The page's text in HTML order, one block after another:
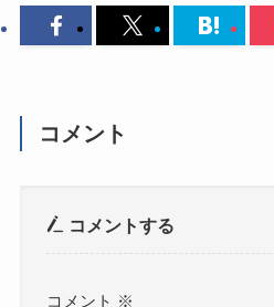
コメント
コメントする
コメント ※